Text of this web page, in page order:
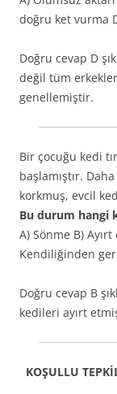
doğru ket vurma
Doğru cevap D
değil tüm
genellemiştir.
Bir çocuğu kedi
başlamıştır.
korkmuş, evcil
Bu durum hangi
A) Sönme B)
Kendiliğinden
Doğru cevap B
kedileri ayırt
KOŞULLU